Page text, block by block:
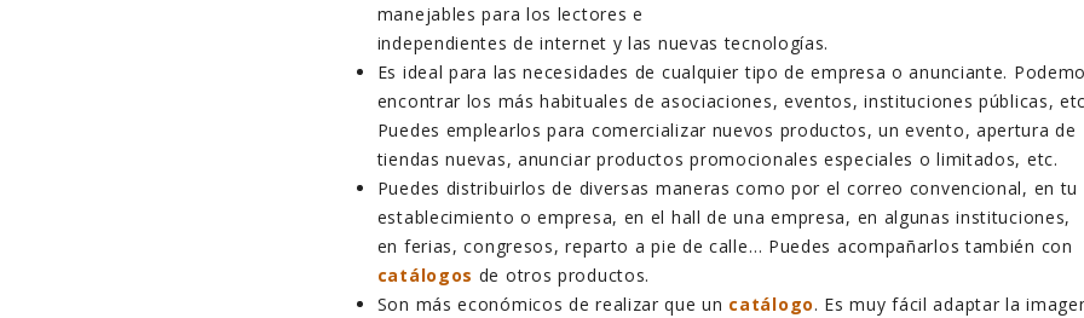
manejables para los lectores e
independientes de internet y las nuevas tecnologías.
Es ideal para las necesidades de cualquier tipo de empresa o anunciante.
encontrar los más habituales de asociaciones, eventos, instituciones públicas,
Puedes emplearlos para comercializar nuevos productos, un evento, apertura de
tiendas nuevas, anunciar productos promocionales especiales o limitados, etc.
Puedes distribuirlos de diversas maneras como por el correo convencional, en tu
establecimiento o empresa, en el hall de una empresa, en algunas instituciones,
en ferias, congresos, reparto a pie de calle… Puedes acompañarlos también con
catálogos de otros productos.
Son más económicos de realizar que un catálogo. Es muy fácil adaptar la